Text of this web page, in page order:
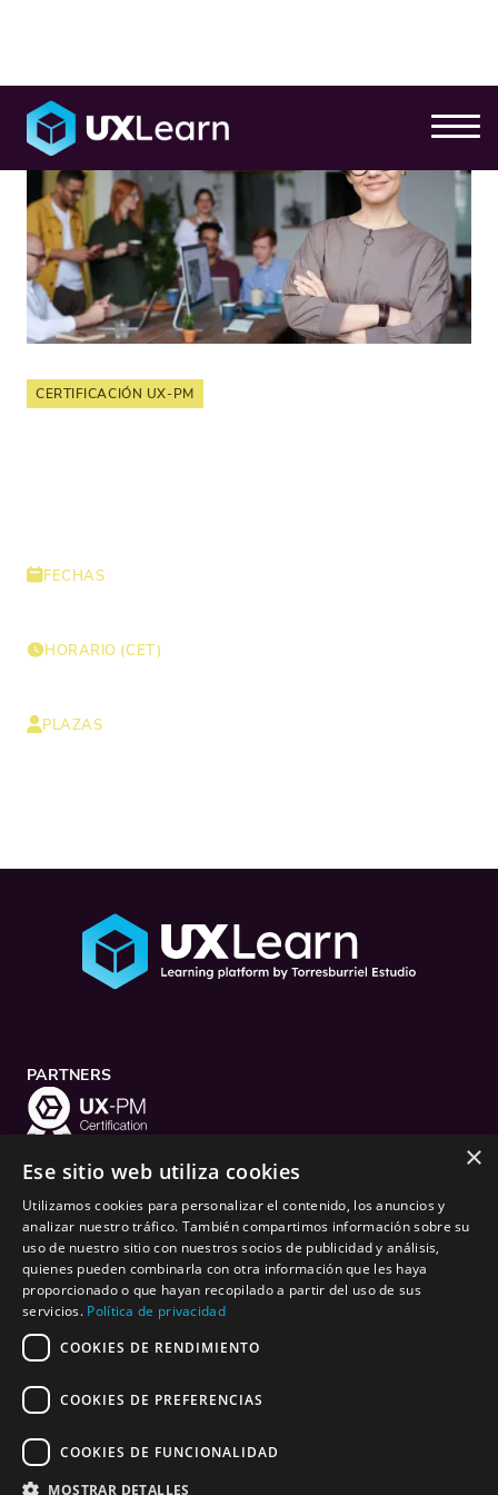
CERTIFICACIÓN UX-PM
FECHAS
HORARIO (CET)
PLAZAS
PARTNERS
CONTACTO
Calle Coso 62, 6ºderecha, puerta B 50001 Zaragoza (España)
+34 976 979 313
LEGAL
Política de privacidad
Política de cookies
Financiación
×
Ese sitio web utiliza cookies
Utilizamos cookies para personalizar el contenido, los anuncios y
analizar nuestro tráfico. También compartimos información sobre su
uso de nuestro sitio con nuestros socios de publicidad y análisis,
quienes pueden combinarla con otra información que les haya
proporcionado o que hayan recopilado a partir del uso de sus
servicios. Política de privacidad
COOKIES DE RENDIMIENTO
COOKIES DE PREFERENCIAS
COOKIES DE FUNCIONALIDAD
MOSTRAR DETALLES